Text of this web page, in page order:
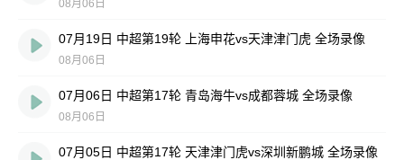
08月06日
07月19日 中超第19轮 上海申花vs天津津门虎 全场录像
08月06日
07月06日 中超第17轮 青岛海牛vs成都蓉城 全场录像
08月06日
07月05日 中超第17轮 天津津门虎vs深圳新鹏城 全场录像